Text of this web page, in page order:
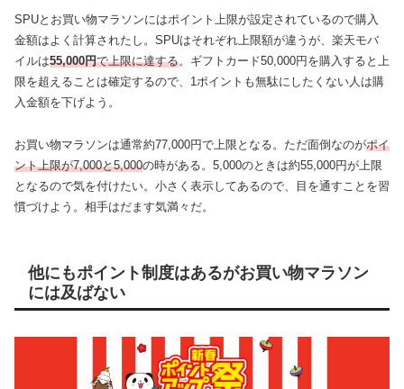
SPUとお買い物マラソンにはポイント上限が設定されているので購入
金額はよく計算されたし。SPUはそれぞれ上限額が違うが、楽天モバ
イルは55,000円で上限に達する。ギフトカード50,000円を購入すると上
限を超えることは確定するので、1ポイントも無駄にしたくない人は購
入金額を下げよう。
お買い物マラソンは通常約77,000円で上限となる。ただ面倒なのがポイ
ント上限が7,000と5,000の時がある。5,000のときは約55,000円が上限
となるので気を付けたい。小さく表示してあるので、目を通すことを習
慣づけよう。相手はだます気満々だ。
他にもポイント制度はあるがお買い物マラソン
には及ばない